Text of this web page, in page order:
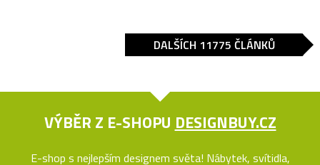
DALŠÍCH 11775 ČLÁNKŮ
VÝBĚR Z E-SHOPU DESIGNBUY.CZ
E-shop s nejlepším designem světa! Nábytek, svítidla,